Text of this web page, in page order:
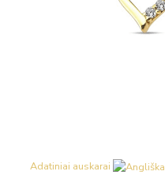
Adatiniai auskarai